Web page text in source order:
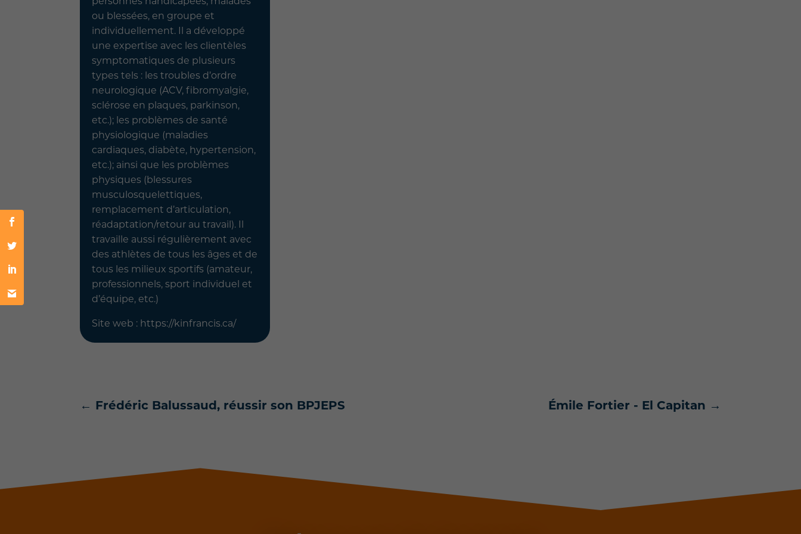
ou blessées, en groupe et
individuellement. Il a développé
une expertise avec les clientèles
symptomatiques de plusieurs
types tels : les troubles d’ordre
neurologique (ACV, fibromyalgie,
sclérose en plaques, parkinson,
etc.); les problèmes de santé
physiologique (maladies
cardiaques, diabète, hypertension,
etc.); ainsi que les problèmes
physiques (blessures
musculosquelettiques,
remplacement d’articulation,
réadaptation/retour au travail). Il
travaille aussi régulièrement avec
des athlètes de tous les âges et de
tous les milieux sportifs (amateur,
professionnels, sport individuel et
d’équipe, etc.)
Site web : https://kinfrancis.ca/
← Frédéric Balussaud, réussir son BPJEPS Émile Fortier - El Capitan →